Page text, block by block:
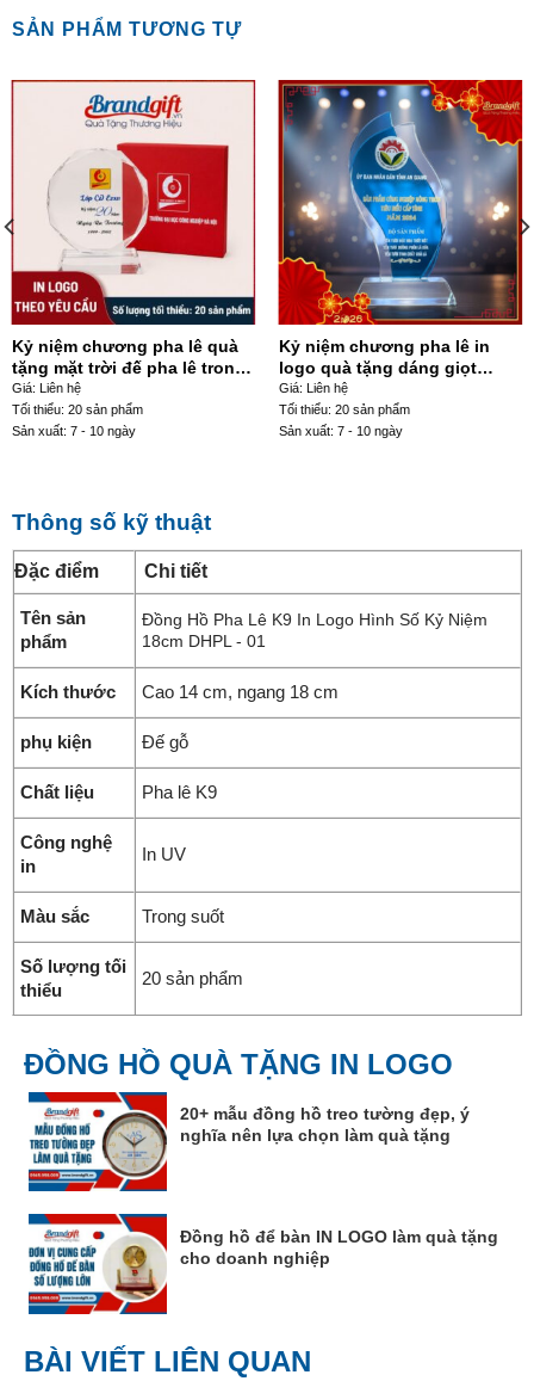
SẢN PHẨM TƯƠNG TỰ
Kỷ niệm chương pha lê quà
tặng mặt trời đế pha lê trong
suốt 14cm KNC-12
Giá: Liên hệ
Tối thiểu: 20 sản phẩm
Sản xuất: 7 - 10 ngày
Kỷ niệm chương pha lê in
logo quà tặng dáng giọt
nước xanh thiên thanh KNC-
08
Giá: Liên hệ
Tối thiểu: 20 sản phẩm
Sản xuất: 7 - 10 ngày
Thông số kỹ thuật
Đặc điểm Chi tiết
Tên sản
phẩm
Đồng Hồ Pha Lê K9 In Logo Hình Số Kỷ Niệm
18cm DHPL - 01
Kích thước Cao 14 cm, ngang 18 cm
phụ kiện Đế gỗ
Chất liệu Pha lê K9
Công nghệ
in
In UV
Màu sắc Trong suốt
Số lượng tối
thiểu
20 sản phẩm
ĐỒNG HỒ QUÀ TẶNG IN LOGO
20+ mẫu đồng hồ treo tường đẹp, ý
nghĩa nên lựa chọn làm quà tặng
Đồng hồ để bàn IN LOGO làm quà tặng
cho doanh nghiệp
BÀI VIẾT LIÊN QUAN